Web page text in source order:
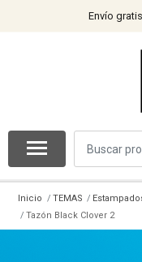
Envío
Inicio TEMAS
Tazón Black Clover 2